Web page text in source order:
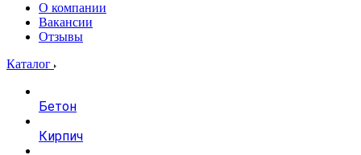
О компании
Вакансии
Отзывы
Каталог
Бетон
Кирпич